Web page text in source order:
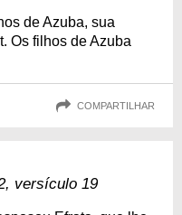
de Azuba, sua
Os filhos de Azuba
COMPARTILHAR
versículo 19